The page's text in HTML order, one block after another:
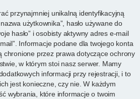
przynajmniej unikalną identyfikacyjną
użytkownika”, hasło używane do
hasło” i osobisty aktywny adres e-mail
Informacje podane dla twojego konta
chronione przez prawa dotyczące ochrony
w którym stoi nasz serwer. Mamy
informacji przy rejestracji, i to
jest konieczne, czy nie. W każdym
wybrania, które informacje o twoim